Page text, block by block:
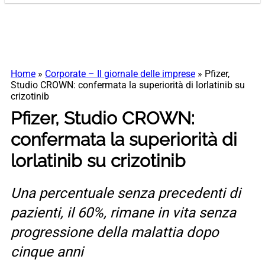
Home » Corporate – Il giornale delle imprese » Pfizer,
Studio CROWN: confermata la superiorità di lorlatinib su
crizotinib
Pfizer, Studio CROWN:
confermata la superiorità di
lorlatinib su crizotinib
Una percentuale senza precedenti di
pazienti, il 60%, rimane in vita senza
progressione della malattia dopo
cinque anni